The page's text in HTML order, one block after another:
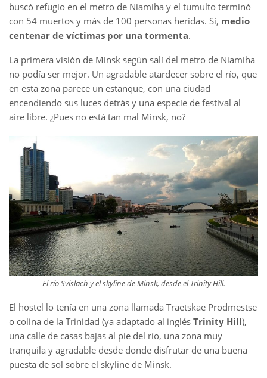
buscó refugio en el metro de Niamiha y el tumulto terminó
con 54 muertos y más de 100 personas heridas. Sí, medio
centenar de víctimas por una tormenta.
La primera visión de Minsk según salí del metro de Niamiha
no podía ser mejor. Un agradable atardecer sobre el río, que
en esta zona parece un estanque, con una ciudad
encendiendo sus luces detrás y una especie de festival al
aire libre. ¿Pues no está tan mal Minsk, no?
El río Svislach y el skyline de Minsk, desde el Trinity Hill.
El hostel lo tenía en una zona llamada Traetskae Prodmestse
o colina de la Trinidad (ya adaptado al inglés Trinity Hill),
una calle de casas bajas al pie del río, una zona muy
tranquila y agradable desde donde disfrutar de una buena
puesta de sol sobre el skyline de Minsk.